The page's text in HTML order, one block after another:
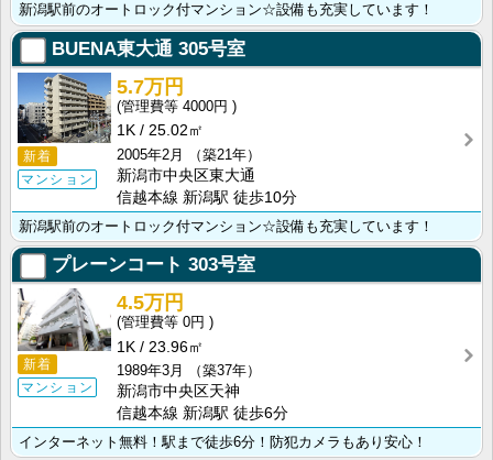
新潟駅前のオートロック付マンション☆設備も充実しています！
BUENA東大通 305号室
新着
マンション
5.7万円
4000円
1K
25.02㎡
2005年2月
（築21年）
新潟市中央区東大通
信越本線 新潟駅 徒歩10分
新潟駅前のオートロック付マンション☆設備も充実しています！
プレーンコート 303号室
新着
マンション
4.5万円
0円
1K
23.96㎡
1989年3月
（築37年）
新潟市中央区天神
信越本線 新潟駅 徒歩6分
インターネット無料！駅まで徒歩6分！防犯カメラもあり安心！